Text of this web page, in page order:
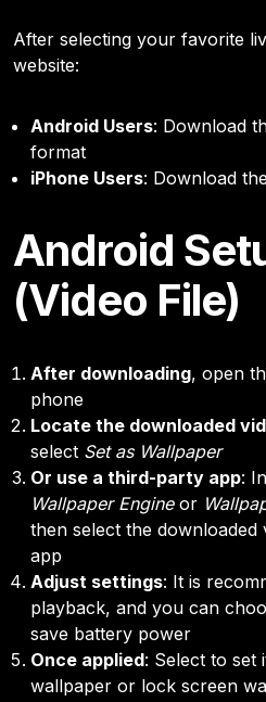
After selecting your favorite
website:
Android Users: Download
format
iPhone Users: Download
Android
(Video File)
After downloading, open
phone
Locate the downloaded
select Set as Wallpaper
Or use a third-party app:
Wallpaper Engineor
then select the
app
Adjust settings: It is
playback, and you can
save battery power
Once applied: Select to set
wallpaper or lock screen